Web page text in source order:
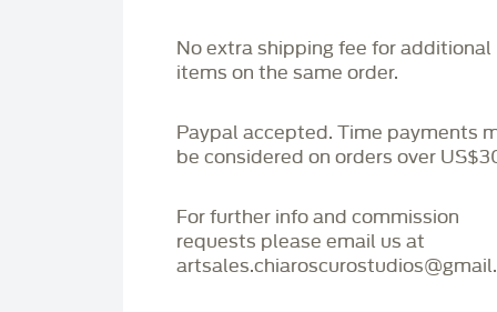
No extra shipping fee for additional
items on the same order.
Paypal accepted. Time payments
be considered on orders over
For further info and commission
requests please email us at